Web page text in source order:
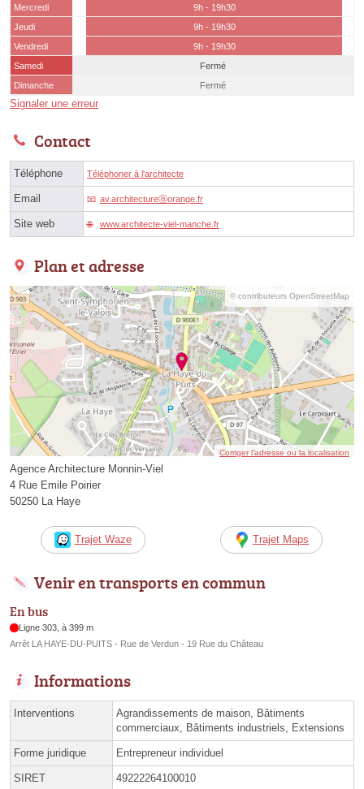
Mercredi
9h - 19h30
Jeudi
9h - 19h30
Vendredi
9h - 19h30
Samedi
Fermé
Dimanche
Fermé
Signaler une erreur
Contact
Téléphone Téléphoner à l'architecte
Email av.architectureⓐorange.fr
Site web www.architecte-viel-manche.fr
Plan et adresse
© contributeurs OpenStreetMap
Corriger l’adresse ou la localisation
Agence Architecture Monnin-Viel
4 Rue Emile Poirier
50250 La Haye
Trajet Waze Trajet Maps
Venir en transports en commun
En bus
Ligne 303, à 399 m
Arrêt LA HAYE-DU-PUITS - Rue de Verdun - 19 Rue du Château
Informations
Interventions
Agrandissements de maison, Bâtiments
commerciaux, Bâtiments industriels, Extensions
Forme juridique Entrepreneur individuel
SIRET 49222264100010